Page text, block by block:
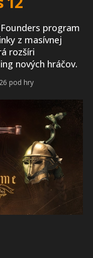
program
z masívnej
rozšíri
nových hráčov.
pod hry